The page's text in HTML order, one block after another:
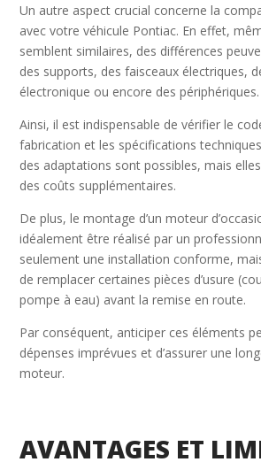
Un autre aspect crucial concerne la
avec votre véhicule Pontiac. En effet,
semblent similaires, des différences
des supports, des faisceaux électriques,
électronique ou encore des périphériques.
Ainsi, il est indispensable de vérifier le
fabrication et les spécifications
des adaptations sont possibles, mais
des coûts supplémentaires.
De plus, le montage d’un moteur
idéalement être réalisé par un
seulement une installation conforme,
de remplacer certaines pièces d’usure
pompe à eau) avant la remise en route.
Par conséquent, anticiper ces éléments
dépenses imprévues et d’assurer une
moteur.
AVANTAGES ET